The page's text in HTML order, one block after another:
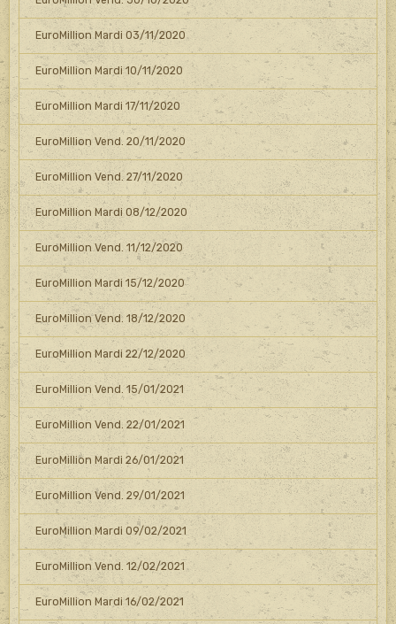
EuroMillion Mardi 03/11/2020
EuroMillion Mardi 10/11/2020
EuroMillion Mardi 17/11/2020
EuroMillion Vend. 20/11/2020
EuroMillion Vend. 27/11/2020
EuroMillion Mardi 08/12/2020
EuroMillion Vend. 11/12/2020
EuroMillion Mardi 15/12/2020
EuroMillion Vend. 18/12/2020
EuroMillion Mardi 22/12/2020
EuroMillion Vend. 15/01/2021
EuroMillion Vend. 22/01/2021
EuroMillion Mardi 26/01/2021
EuroMillion Vend. 29/01/2021
EuroMillion Mardi 09/02/2021
EuroMillion Vend. 12/02/2021
EuroMillion Mardi 16/02/2021